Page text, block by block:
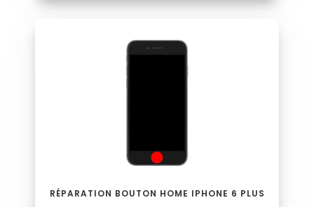
RÉPARATION BOUTON HOME IPHONE 6 PLUS